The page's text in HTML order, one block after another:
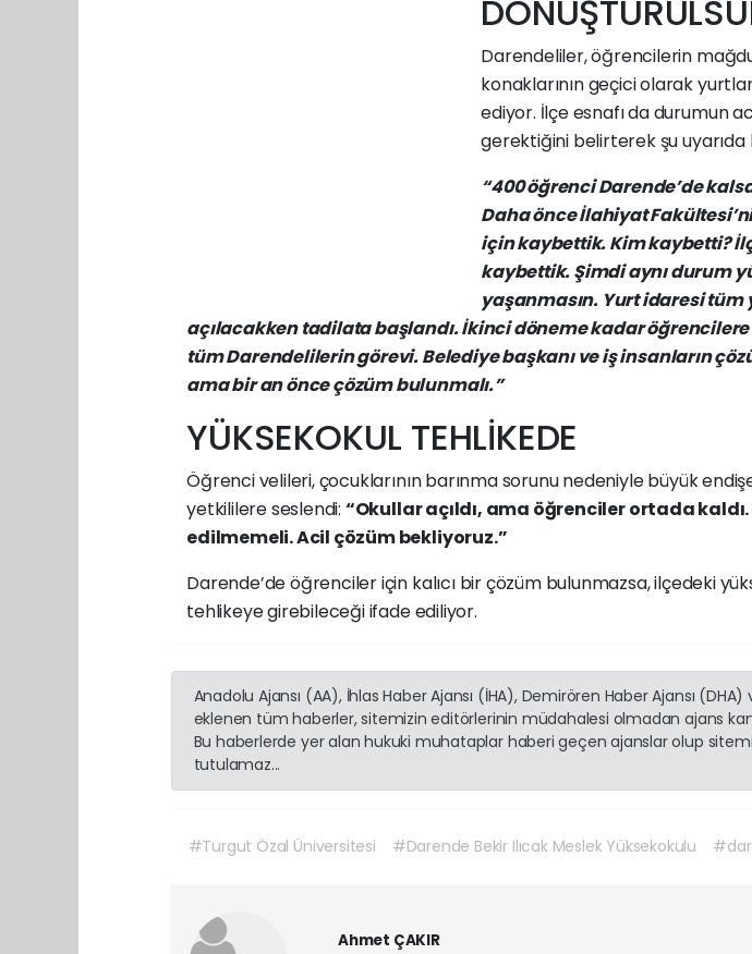
Darendeliler, öğrencilerin
konaklarının geçici olarak
ediyor. İlçe esnafı da durumun
gerektiğini belirterek şu uyarıda
“400 öğrenci Darende’de
Daha önce İlahiyat
için kaybettik. Kim kaybetti?
kaybettik. Şimdi aynı durum
yaşanmasın. Yurt idaresi tüm
açılacakken tadilata başlandı. İkinci döneme kadar
tüm Darendelilerin görevi. Belediye başkanı ve iş insanların
ama bir an önce çözüm bulunmalı.”
YÜKSEKOKUL TEHLİKEDE
Öğrenci velileri, çocuklarının barınma sorunu nedeniyle büyük
yetkililere seslendi: “Okullar açıldı, ama öğrenciler ortada
edilmemeli. Acil çözüm bekliyoruz.”
Darende’de öğrenciler için kalıcı bir çözüm bulunmazsa, ilçedeki
tehlikeye girebileceği ifade ediliyor.
Anadolu Ajansı (AA), İhlas Haber Ajansı (İHA), Demirören Haber Ajansı
eklenen tüm haberler, sitemizin editörlerinin müdahalesi olmadan ajans
Bu haberlerde yer alan hukuki muhataplar haberi geçen ajanslar olup
tutulamaz...
#Turgut Özal Üniversitesi #Darende Bekir Ilıcak Meslek Yüksekokulu
Ahmet ÇAKIR